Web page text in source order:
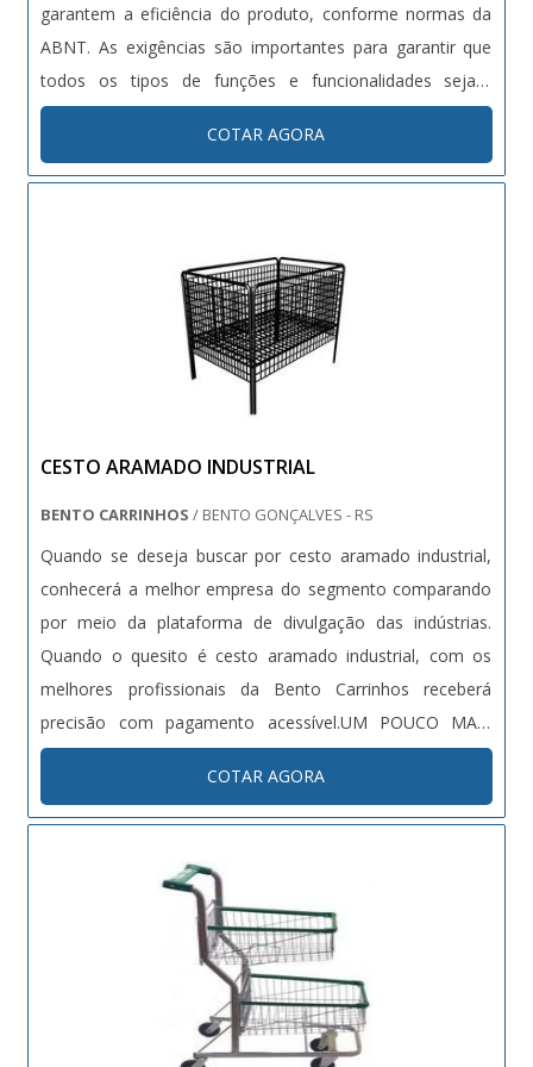
garantem a eficiência do produto, conforme normas da
ABNT. As exigências são importantes para garantir que
todos os tipos de funções e funcionalidades sejam
atendidas de modo seguro a aqueles que o possuem. O
equipamento tem capacidade de carga entre 30Kg à 300
Kg, tendo a....
COTAR AGORA
CESTO ARAMADO INDUSTRIAL
BENTO CARRINHOS / BENTO GONÇALVES - RS
Quando se deseja buscar por cesto aramado industrial,
conhecerá a melhor empresa do segmento comparando
por meio da plataforma de divulgação das indústrias.
Quando o quesito é cesto aramado industrial, com os
melhores profissionais da Bento Carrinhos receberá
precisão com pagamento acessível.UM POUCO MAIS
SOBRE O CESTO ARAMADO INDUSTRIALHá muitas
maneiras eficientes de demonstrar competência e
excelência em uma área de atuação. A Bento Carrinhos
uma estrutura com: Tecnologia de ponta; Escritório de
alta qualidade onde são realizadas as atividades;
Catálogo amplo de produtos. Tudo para garantir cesto
aramado industrial com precisão. Discorrendo ainda
sobre cesto aramado industrial, mais do que visar apenas
lucratividade, deve oferecer produtos e serviços que
COTAR AGORA